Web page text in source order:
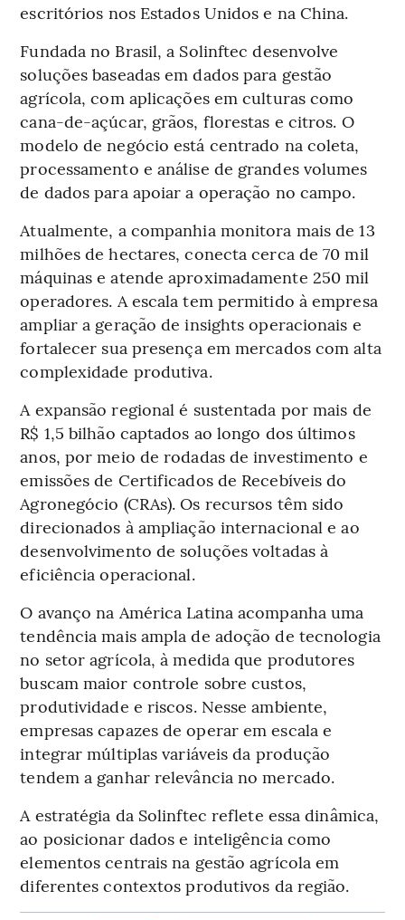
escritórios nos Estados Unidos e na China.
Fundada no Brasil, a Solinftec desenvolve
soluções baseadas em dados para gestão
agrícola, com aplicações em culturas como
cana-de-açúcar, grãos, florestas e citros. O
modelo de negócio está centrado na coleta,
processamento e análise de grandes volumes
de dados para apoiar a operação no campo.
Atualmente, a companhia monitora mais de 13
milhões de hectares, conecta cerca de 70 mil
máquinas e atende aproximadamente 250 mil
operadores. A escala tem permitido à empresa
ampliar a geração de insights operacionais e
fortalecer sua presença em mercados com alta
complexidade produtiva.
A expansão regional é sustentada por mais de
R$ 1,5 bilhão captados ao longo dos últimos
anos, por meio de rodadas de investimento e
emissões de Certificados de Recebíveis do
Agronegócio (CRAs). Os recursos têm sido
direcionados à ampliação internacional e ao
desenvolvimento de soluções voltadas à
eficiência operacional.
O avanço na América Latina acompanha uma
tendência mais ampla de adoção de tecnologia
no setor agrícola, à medida que produtores
buscam maior controle sobre custos,
produtividade e riscos. Nesse ambiente,
empresas capazes de operar em escala e
integrar múltiplas variáveis da produção
tendem a ganhar relevância no mercado.
A estratégia da Solinftec reflete essa dinâmica,
ao posicionar dados e inteligência como
elementos centrais na gestão agrícola em
diferentes contextos produtivos da região.